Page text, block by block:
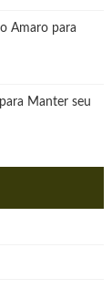
Amaro para
Manter seu